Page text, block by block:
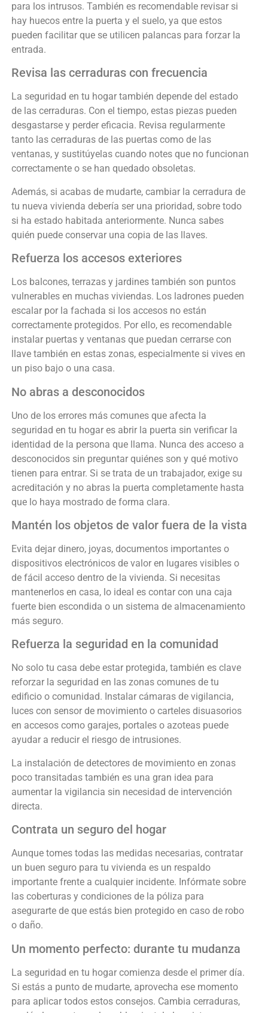
para los intrusos. También es recomendable revisar si
hay huecos entre la puerta y el suelo, ya que estos
pueden facilitar que se utilicen palancas para forzar la
entrada.
Revisa las cerraduras con frecuencia
La seguridad en tu hogar también depende del estado
de las cerraduras. Con el tiempo, estas piezas pueden
desgastarse y perder eficacia. Revisa regularmente
tanto las cerraduras de las puertas como de las
ventanas, y sustitúyelas cuando notes que no funcionan
correctamente o se han quedado obsoletas.
Además, si acabas de mudarte, cambiar la cerradura de
tu nueva vivienda debería ser una prioridad, sobre todo
si ha estado habitada anteriormente. Nunca sabes
quién puede conservar una copia de las llaves.
Refuerza los accesos exteriores
Los balcones, terrazas y jardines también son puntos
vulnerables en muchas viviendas. Los ladrones pueden
escalar por la fachada si los accesos no están
correctamente protegidos. Por ello, es recomendable
instalar puertas y ventanas que puedan cerrarse con
llave también en estas zonas, especialmente si vives en
un piso bajo o una casa.
No abras a desconocidos
Uno de los errores más comunes que afecta la
seguridad en tu hogar es abrir la puerta sin verificar la
identidad de la persona que llama. Nunca des acceso a
desconocidos sin preguntar quiénes son y qué motivo
tienen para entrar. Si se trata de un trabajador, exige su
acreditación y no abras la puerta completamente hasta
que lo haya mostrado de forma clara.
Mantén los objetos de valor fuera de la vista
Evita dejar dinero, joyas, documentos importantes o
dispositivos electrónicos de valor en lugares visibles o
de fácil acceso dentro de la vivienda. Si necesitas
mantenerlos en casa, lo ideal es contar con una caja
fuerte bien escondida o un sistema de almacenamiento
más seguro.
Refuerza la seguridad en la comunidad
No solo tu casa debe estar protegida, también es clave
reforzar la seguridad en las zonas comunes de tu
edificio o comunidad. Instalar cámaras de vigilancia,
luces con sensor de movimiento o carteles disuasorios
en accesos como garajes, portales o azoteas puede
ayudar a reducir el riesgo de intrusiones.
La instalación de detectores de movimiento en zonas
poco transitadas también es una gran idea para
aumentar la vigilancia sin necesidad de intervención
directa.
Contrata un seguro del hogar
Aunque tomes todas las medidas necesarias, contratar
un buen seguro para tu vivienda es un respaldo
importante frente a cualquier incidente. Infórmate sobre
las coberturas y condiciones de la póliza para
asegurarte de que estás bien protegido en caso de robo
o daño.
Un momento perfecto: durante tu mudanza
La seguridad en tu hogar comienza desde el primer día.
Si estás a punto de mudarte, aprovecha ese momento
para aplicar todos estos consejos. Cambia cerraduras,